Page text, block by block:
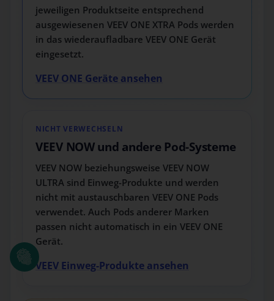
jeweiligen Produktseite entsprechend
ausgewiesenen VEEV ONE XTRA Pods werden
in das wiederaufladbare VEEV ONE Gerät
eingesetzt.
VEEV ONE Geräte ansehen
NICHT VERWECHSELN
VEEV NOW und andere Pod-Systeme
VEEV NOW beziehungsweise VEEV NOW
ULTRA sind Einweg-Produkte und werden
nicht mit austauschbaren VEEV ONE Pods
verwendet. Auch Pods anderer Marken
passen nicht automatisch in ein VEEV ONE
Gerät.
VEEV Einweg-Produkte ansehen